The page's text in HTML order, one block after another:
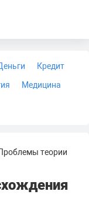
Кредит
Медицина
теории